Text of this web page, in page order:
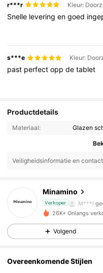
r***r
Snelle leveringengoed
s***e
past perfectoppdetablet
Productdetails
Materiaal: Glazen
Veiligheidsinformatie en
Minamino
Verkoper M***i
4.80
4.80
26K+ Onlangs
Volgend
Overeenkomende Stijlen